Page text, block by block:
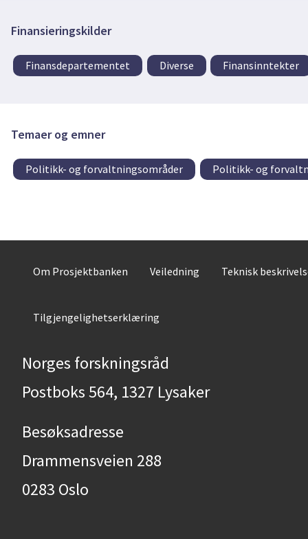
Finansieringskilder
Finansdepartementet Diverse Finansinntekter
Temaer og emner
Politikk- og forvaltningsområder Politikk- og
Om Prosjektbanken Veiledning Teknisk
Tilgjengelighetserklæring
Norges forskningsråd
Postboks 564, 1327 Lysaker
Besøksadresse
Drammensveien 288
0283 Oslo